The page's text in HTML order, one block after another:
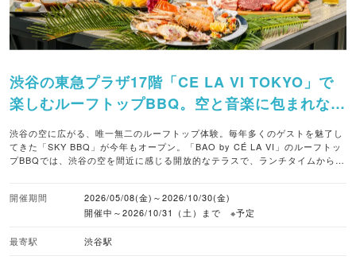
渋谷の東急プラザ17階「CE LA VI TOKYO」で
楽しむルーフトップBBQ。空と音楽に包まれなが
ら、厳選肉や海鮮を堪能。
渋谷の空に広がる、唯一無二のルーフトップ体験。毎年多くのゲストを魅了し
てきた「SKY BBQ」が今年もオープン。「BAO by CÉ LA VI」のルーフトッ
プBBQでは、渋谷の空を間近に感じる開放的なテラスで、ランチタイムからサ
BBQを満喫できる「CHILL」プランから、有頭ブラックタイガーなどの海鮮を
追加した「STANDARD」、さらに和牛サーロインやアワビが並ぶ豪華な
リンクが付属。シンガポール発の総合エンターテインメント空間が提供する、
開催期間
2026/05/08(金)～2026/10/30(金)
開催中～2026/10/31（土）まで ※予定
最寄駅 渋谷駅